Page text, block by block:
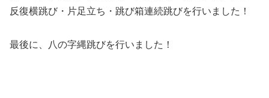
反復横跳び・片足立ち・跳び箱連続跳びを行いました！
最後に、八の字縄跳びを行いました！